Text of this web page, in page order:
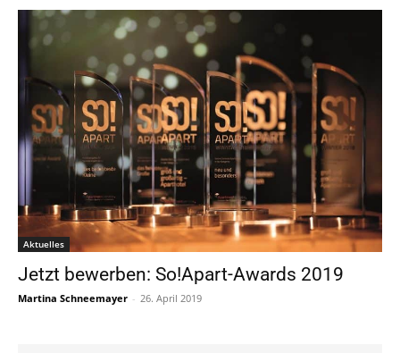
Aktuelles
Jetzt bewerben: So!Apart-Awards 2019
Martina Schneemayer - 26. April 2019